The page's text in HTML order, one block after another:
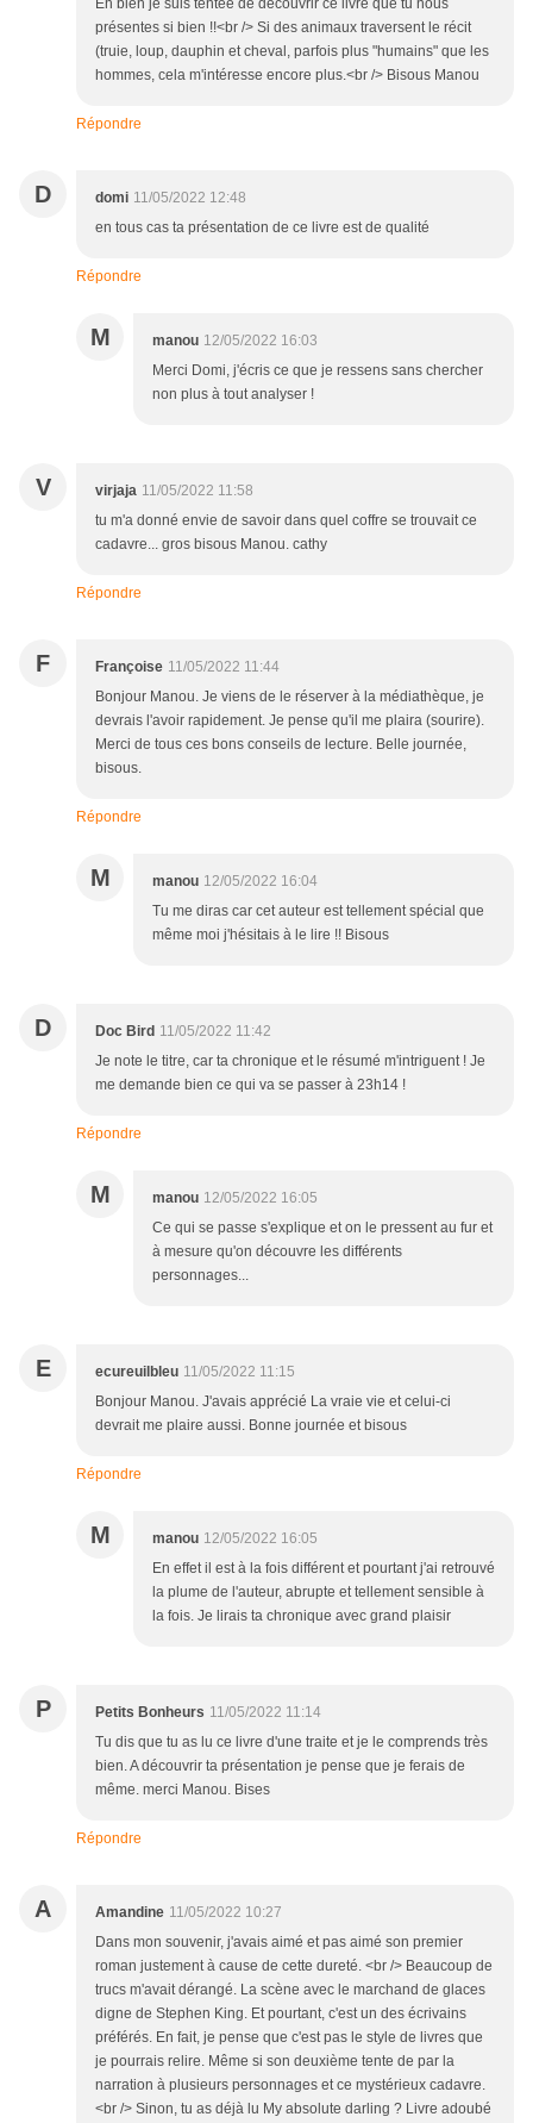
Eh bien je suis tentée de découvrir ce livre que tu nous
présentes si bien !!<br /> Si des animaux traversent le récit
(truie, loup, dauphin et cheval, parfois plus "humains" que les
hommes, cela m'intéresse encore plus.<br /> Bisous Manou
Répondre
D domi 11/05/2022 12:48
en tous cas ta présentation de ce livre est de qualité
Répondre
M manou 12/05/2022 16:03
Merci Domi, j'écris ce que je ressens sans chercher
non plus à tout analyser !
V virjaja 11/05/2022 11:58
tu m'a donné envie de savoir dans quel coffre se trouvait ce
cadavre... gros bisous Manou. cathy
Répondre
F Françoise 11/05/2022 11:44
Bonjour Manou. Je viens de le réserver à la médiathèque, je
devrais l'avoir rapidement. Je pense qu'il me plaira (sourire).
Merci de tous ces bons conseils de lecture. Belle journée,
bisous.
Répondre
M manou 12/05/2022 16:04
Tu me diras car cet auteur est tellement spécial que
même moi j'hésitais à le lire !! Bisous
D Doc Bird 11/05/2022 11:42
Je note le titre, car ta chronique et le résumé m'intriguent ! Je
me demande bien ce qui va se passer à 23h14 !
Répondre
M manou 12/05/2022 16:05
Ce qui se passe s'explique et on le pressent au fur et
à mesure qu'on découvre les différents
personnages...
E ecureuilbleu 11/05/2022 11:15
Bonjour Manou. J'avais apprécié La vraie vie et celui-ci
devrait me plaire aussi. Bonne journée et bisous
Répondre
M manou 12/05/2022 16:05
En effet il est à la fois différent et pourtant j'ai retrouvé
la plume de l'auteur, abrupte et tellement sensible à
la fois. Je lirais ta chronique avec grand plaisir
P Petits Bonheurs 11/05/2022 11:14
Tu dis que tu as lu ce livre d'une traite et je le comprends très
bien. A découvrir ta présentation je pense que je ferais de
même. merci Manou. Bises
Répondre
A Amandine 11/05/2022 10:27
Dans mon souvenir, j'avais aimé et pas aimé son premier
roman justement à cause de cette dureté. <br /> Beaucoup de
trucs m'avait dérangé. La scène avec le marchand de glaces
digne de Stephen King. Et pourtant, c'est un des écrivains
préférés. En fait, je pense que c'est pas le style de livres que
je pourrais relire. Même si son deuxième tente de par la
narration à plusieurs personnages et ce mystérieux cadavre.
<br /> Sinon, tu as déjà lu My absolute darling ? Livre adoubé